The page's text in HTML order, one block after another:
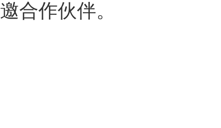
邀合作伙伴。